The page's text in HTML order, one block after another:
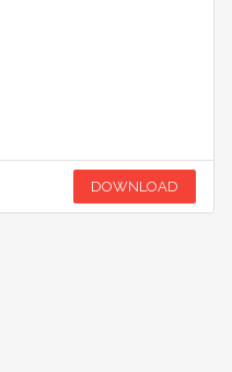
DOWNLOAD